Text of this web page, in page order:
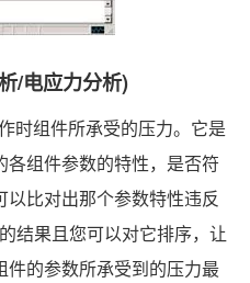
/电应力分析)
时组件所承受的压力。它是
组件参数的特性，是否符
比对出那个参数特性违反
结果且您可以对它排序，让
的参数所承受到的压力最